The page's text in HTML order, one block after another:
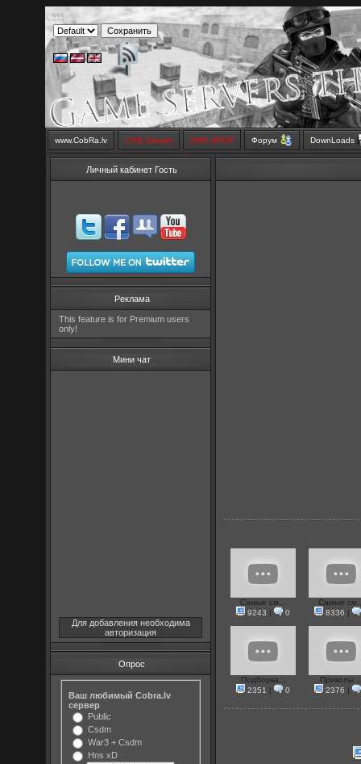
www.CobRa.lv LIVE Stream SMS SHOP Форум DownLoads
Личный кабинет Гость
Реклама
This feature is for Premium users
only!
Мини чат
Для добавления необходима
авторизация
Опрос
Ваш любимый Cobra.lv
сервер
Public
Csdm
War3 + Csdm
Hns xD
Самые см...
9243 | 0
Самые
8336 |
Подборка...
2351 | 0
Приколы
2376 |